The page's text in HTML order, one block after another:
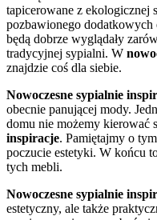
tapicerowane z ekologicznej
pozbawionego dodatkowych
będą dobrze wyglądały
tradycyjnej sypialni. W
znajdzie coś dla siebie.
Nowoczesne sypialnie
obecnie panującej mody.
domu nie możemy kierować
inspiracje. Pamiętajmy o
poczucie estetyki. W końcu
tych mebli.
Nowoczesne sypialnie
estetyczny, ale także